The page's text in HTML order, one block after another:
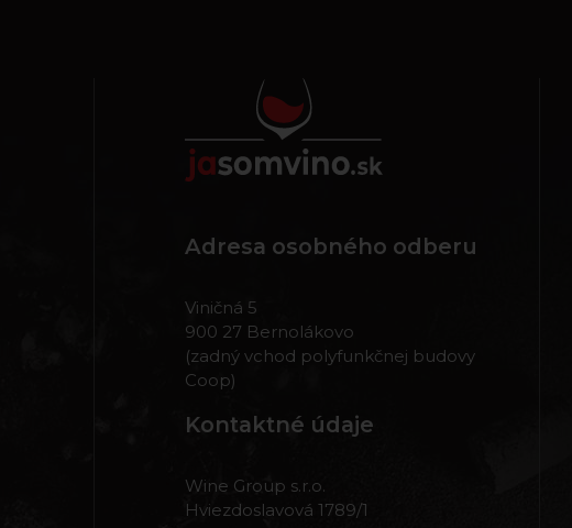
Adresa osobného odberu
Viničná 5
900 27 Bernolákovo
(zadný vchod polyfunkčnej budovy
Coop)
Kontaktné údaje
Wine Group s.r.o.
Hviezdoslavová 1789/1